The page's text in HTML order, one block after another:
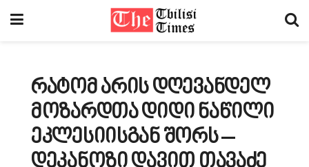
რატომ არის დღევანდელ
მოზარდთა დიდი ნაწილი
ეკლესიისგან შორს –
დეკანოზი დავით თავაძე